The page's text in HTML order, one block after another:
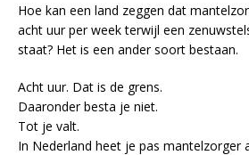
Hoe kan een land zeggen dat
acht uur per week terwijl een
staat? Het is een ander soort bestaan.
Acht uur. Dat is de grens.
Daaronder besta je niet.
Tot je valt.
In Nederland heet je pas mantelzorger